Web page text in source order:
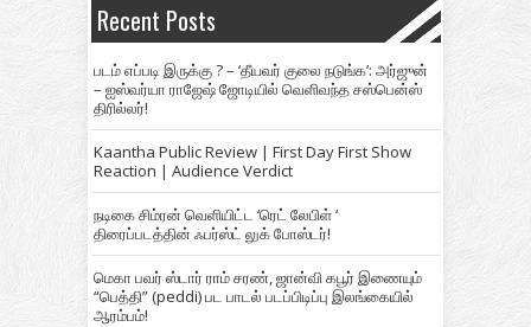
Recent Posts
படம் எப்படி இருக்கு ? – ‘தீயவர் குலை நடுங்க’: அர்ஜுன்
– ஐஸ்வர்யா ராஜேஷ் ஜோடியில் வெளிவந்த சஸ்பென்ஸ்
திரில்லர்!
Kaantha Public Review | First Day First Show
Reaction | Audience Verdict
நடிகை சிம்ரன் வெளியிட்ட ‘ரெட் லேபிள் ‘
திரைப்படத்தின் ஃபர்ஸ்ட் லுக் போஸ்டர்!
மெகா பவர் ஸ்டார் ராம் சரண், ஜான்வி கபூர் இணையும்
“பெத்தி” (peddi) பட பாடல் படப்பிடிப்பு இலங்கையில்
ஆரம்பம்!